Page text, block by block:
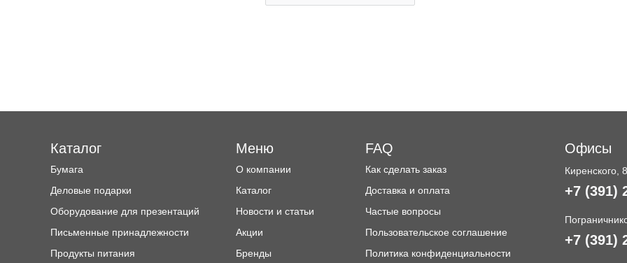
Каталог
Бумага
Деловые подарки
Оборудование для презентаций
Письменные принадлежности
Продукты питания
Меню
О компании
Каталог
Новости и статьи
Акции
Бренды
FAQ
Как сделать заказ
Доставка и оплата
Частые вопросы
Пользовательское соглашение
Политика конфиденциальности
Офисы
Киренского,
+7 (391)
+7 (391)